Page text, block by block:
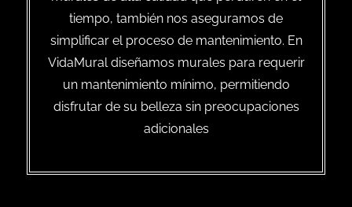
tiempo, también nos aseguramos de
simplificar el proceso de mantenimiento. En
VidaMural diseñamos murales para requerir
un mantenimiento mínimo, permitiendo
disfrutar de su belleza sin preocupaciones
adicionales